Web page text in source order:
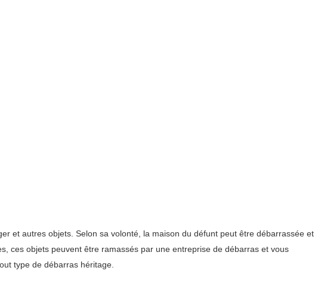
et autres objets. Selon sa volonté, la maison du défunt peut être débarrassée et
ces objets peuvent être ramassés par une entreprise de débarras et vous
type de débarras héritage.